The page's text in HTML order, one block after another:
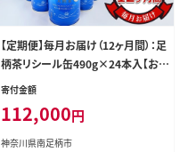
【定期便】毎月お届け（12ヶ月間）：足
柄茶リシール缶490g×24本入【お茶
足柄茶 神奈川県 南足柄市 】
寄付金額
112,000円
神奈川県南足柄市